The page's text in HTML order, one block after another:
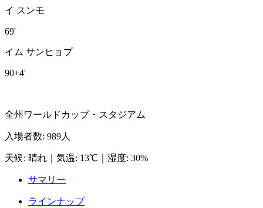
イ スンモ
69'
イム サンヒョプ
90+4'
全州ワールドカップ・スタジアム
入場者数: 989人
天候: 晴れ 気温: 13℃ 湿度: 30%
サマリー
ラインナップ